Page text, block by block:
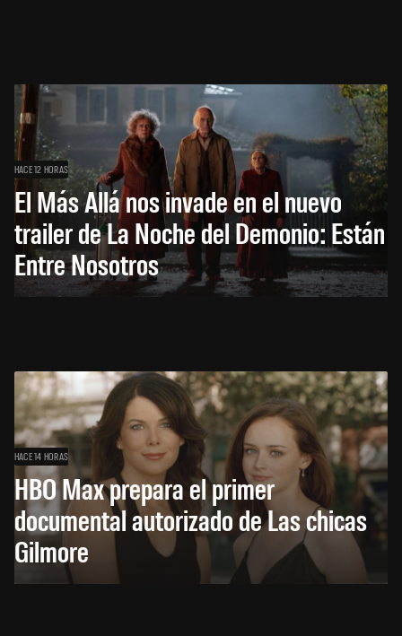
HACE 12 HORAS
El Más Allá nos invade en el nuevo
trailer de La Noche del Demonio: Están
Entre Nosotros
HACE 14 HORAS
HBO Max prepara el primer
documental autorizado de Las chicas
Gilmore